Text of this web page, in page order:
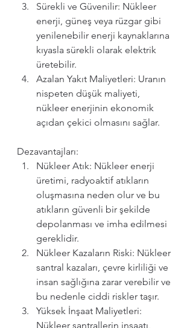
Sürekli ve Güvenilir: Nükleer
enerji, güneş veya rüzgar gibi
yenilenebilir enerji kaynaklarına
kıyasla sürekli olarak elektrik
üretebilir.
Azalan Yakıt Maliyetleri: Uranın
nispeten düşük maliyeti,
nükleer enerjinin ekonomik
açıdan çekici olmasını sağlar.
Dezavantajları:
Nükleer Atık: Nükleer enerji
üretimi, radyoaktif atıkların
oluşmasına neden olur ve bu
atıkların güvenli bir şekilde
depolanması ve imha edilmesi
gereklidir.
Nükleer Kazaların Riski: Nükleer
santral kazaları, çevre kirliliği ve
insan sağlığına zarar verebilir ve
bu nedenle ciddi riskler taşır.
Yüksek İnşaat Maliyetleri:
Nükleer santrallerin inşaatı,